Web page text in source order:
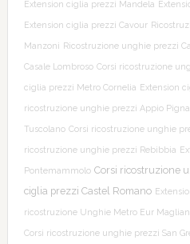
Extension ciglia prezzi Mandela
Extension ciglia prezzi Cavour
Manzoni Ricostruzione unghie prezzi
Casale Lombroso Corsi ricostruzione
ciglia prezzi Metro Cornelia Extension
ricostruzione unghie prezzi Appio
Tuscolano Corsi ricostruzione unghie
ricostruzione unghie prezzi Rebibbia
Pontemammolo Corsi ricostruzione
ciglia prezzi Castel Romano
ricostruzione Unghie Metro Eur
Corsi ricostruzione unghie prezzi San